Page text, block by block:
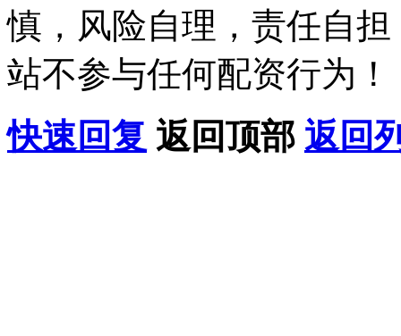
慎，风险自理，责任自
站不参与任何配资行为！
快速回复 返回顶部 返回